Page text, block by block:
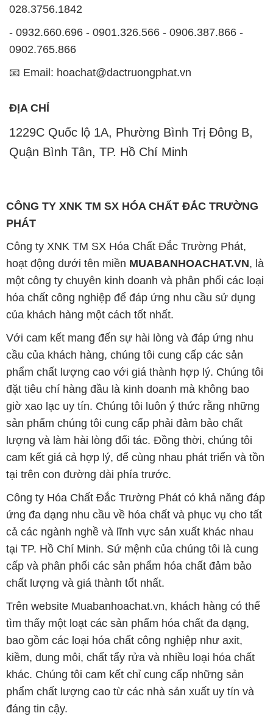
028.3756.1842
- 0932.660.696 - 0901.326.566 - 0906.387.866 -
0902.765.866
📧 Email: hoachat@dactruongphat.vn
ĐỊA CHỈ
1229C Quốc lộ 1A, Phường Bình Trị Đông B,
Quận Bình Tân, TP. Hồ Chí Minh
CÔNG TY XNK TM SX HÓA CHẤT ĐẮC TRƯỜNG
PHÁT
Công ty XNK TM SX Hóa Chất Đắc Trường Phát,
hoạt động dưới tên miền MUABANHOACHAT.VN, là
một công ty chuyên kinh doanh và phân phối các loại
hóa chất công nghiệp để đáp ứng nhu cầu sử dụng
của khách hàng một cách tốt nhất.
Với cam kết mang đến sự hài lòng và đáp ứng nhu
cầu của khách hàng, chúng tôi cung cấp các sản
phẩm chất lượng cao với giá thành hợp lý. Chúng tôi
đặt tiêu chí hàng đầu là kinh doanh mà không bao
giờ xao lạc uy tín. Chúng tôi luôn ý thức rằng những
sản phẩm chúng tôi cung cấp phải đảm bảo chất
lượng và làm hài lòng đối tác. Đồng thời, chúng tôi
cam kết giá cả hợp lý, để cùng nhau phát triển và tồn
tại trên con đường dài phía trước.
Công ty Hóa Chất Đắc Trường Phát có khả năng đáp
ứng đa dạng nhu cầu về hóa chất và phục vụ cho tất
cả các ngành nghề và lĩnh vực sản xuất khác nhau
tại TP. Hồ Chí Minh. Sứ mệnh của chúng tôi là cung
cấp và phân phối các sản phẩm hóa chất đảm bảo
chất lượng và giá thành tốt nhất.
Trên website Muabanhoachat.vn, khách hàng có thể
tìm thấy một loạt các sản phẩm hóa chất đa dạng,
bao gồm các loại hóa chất công nghiệp như axit,
kiềm, dung môi, chất tẩy rửa và nhiều loại hóa chất
khác. Chúng tôi cam kết chỉ cung cấp những sản
phẩm chất lượng cao từ các nhà sản xuất uy tín và
đáng tin cậy.